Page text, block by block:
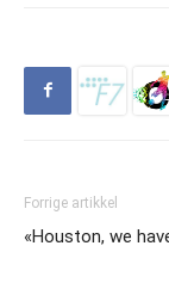
Forrige artikkel
«Houston, we